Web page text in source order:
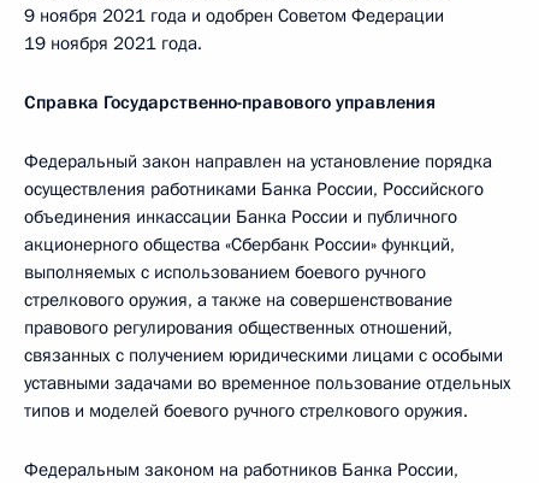
9 ноября 2021 года и одобрен Советом Федерации
19 ноября 2021 года.
Справка Государственно-правового управления
Федеральный закон направлен на установление порядка
осуществления работниками Банка России, Российского
объединения инкассации Банка России и публичного
акционерного общества «Сбербанк России» функций,
выполняемых с использованием боевого ручного
стрелкового оружия, а также на совершенствование
правового регулирования общественных отношений,
связанных с получением юридическими лицами с особыми
уставными задачами во временное пользование отдельных
типов и моделей боевого ручного стрелкового оружия.
Федеральным законом на работников Банка России,